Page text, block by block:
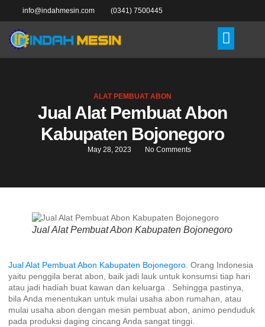
info@indahmesin.com (0341) 7500445
ALAT PEMBUAT ABON
Jual Alat Pembuat Abon
Kabupaten Bojonegoro
May 28, 2023 No Comments
Jual Alat Pembuat Abon Kabupaten Bojonegoro
Jual Alat Pembuat Abon Kabupaten Bojonegoro. Orang Indonesia
yaitu penggila berat abon, baik jadi lauk untuk konsumsi tiap hari
atau jadi hadiah buat kawan dan keluarga . Sehingga pastinya,
bila Anda menentukan untuk mulai usaha abon rumahan, atau
mulai usaha abon dengan mesin pembuat abon, animo penduduk
pada produksi daging cincang Anda sangat tinggi.